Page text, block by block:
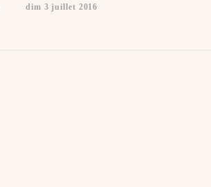
dim 3 juillet 2016